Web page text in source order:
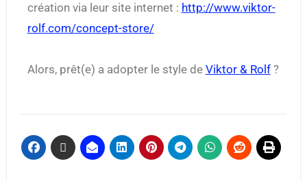
création via leur site internet : http://www.viktor-
rolf.com/concept-store/
Alors, prêt(e) a adopter le style de Viktor & Rolf?